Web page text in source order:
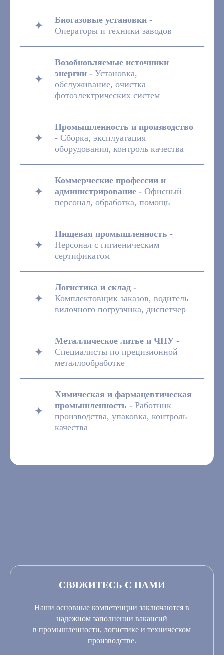
Биогазовые установки -
Операторы и техники заводов
Возобновляемые источники
энергии - Установка,
обслуживание, очистка
фотоэлектрических систем
Промышленность и производство
- Сборка, эксплуатация
оборудования, контроль качества
Коммерческие профессии и
администрирование - Офисный
персонал, обработка, помощь
Пищевая промышленность -
Персонал с гигиеническим
сертификатом
Логистика и склад -
Комплектовщик заказов, водитель
вилочного погрузчика, диспетчер
Металлическое литье и ЧПУ -
Специалисты по прецизионной
металлообработке
Химическая и фармацевтическая
промышленность - Работник
производства, упаковка, контроль
качества
СВЯЖИТЕСЬ С НАМИ
Наши основные компетенции заключаются в
надежном заполнении вакансий
в промышленности, логистике и техническом
производстве.